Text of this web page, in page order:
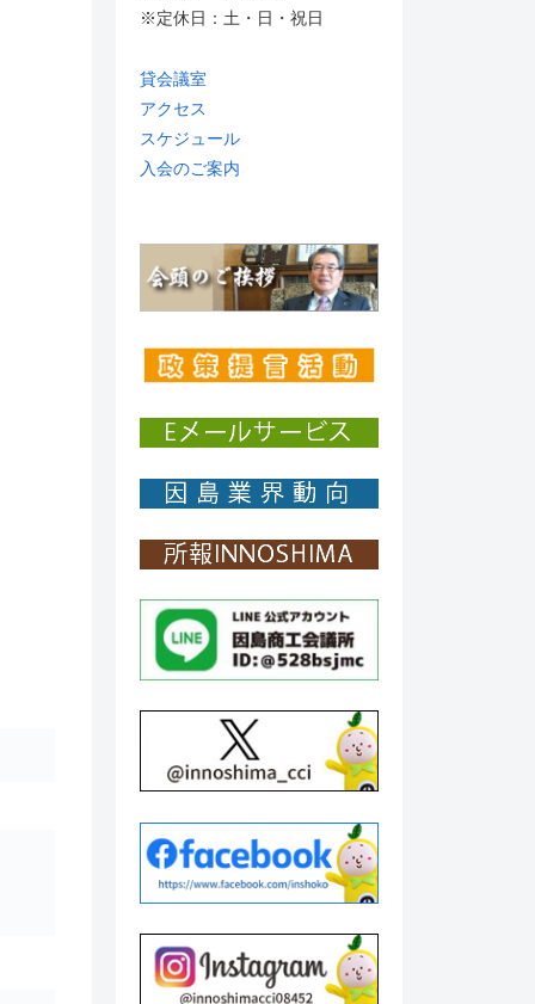
※定休日：土・日・祝日
貸会議室
アクセス
スケジュール
入会のご案内